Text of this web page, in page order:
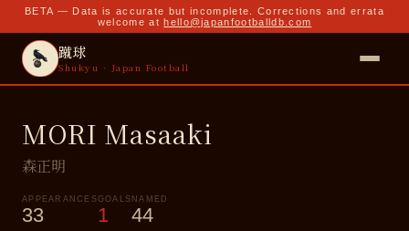
BETA — Data is accurate but incomplete. Corrections and errata
welcome at hello@japanfootballdb.com
蹴球
Shukyu · Japan Football
MORI Masaaki
森正明
APPEARANCES
33
GOALS
1
NAMED
44